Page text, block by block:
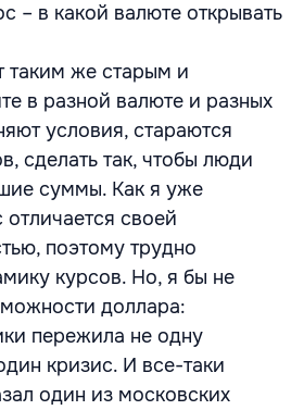
– в какой валюте открывать
таким же старым и
в разной валюте и разных
условия, стараются
сделать так, чтобы люди
суммы. Как я уже
своей
поэтому трудно
курсов. Но, я бы не
доллара:
пережила не одну
кризис. И все-таки
один из московских